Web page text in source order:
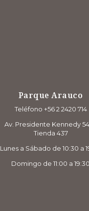
Parque Arauco
Teléfono +56 2 2420 714
Av. Presidente Kennedy
Tienda 437
Lunes a Sábado de 10:30 a
Domingo de 11:00 a 19:30